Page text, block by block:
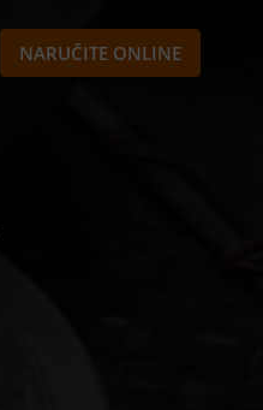
NARUČITE ONLINE